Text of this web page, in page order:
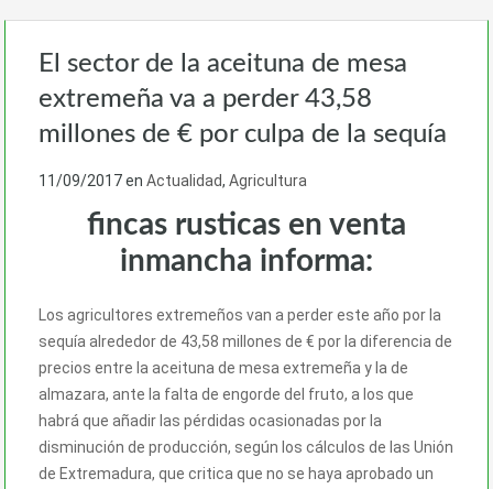
El sector de la aceituna de mesa
extremeña va a perder 43,58
millones de € por culpa de la sequía
11/09/2017en Actualidad, Agricultura
fincas rusticas en venta
inmancha informa:
Los agricultores extremeños van a perder este año por la
sequía alrededor de 43,58 millones de € por la diferencia de
precios entre la aceituna de mesa extremeña y la de
almazara, ante la falta de engorde del fruto, a los que
habrá que añadir las pérdidas ocasionadas por la
disminución de producción, según los cálculos de las Unión
de Extremadura, que critica que no se haya aprobado un